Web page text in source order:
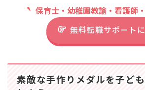
保育士・幼稚園教諭・看護師
無料転職サポート
素敵な手作りメダルを子ど